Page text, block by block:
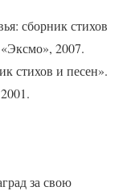
сборник стихов
2007.
стихов и песен».
за свою